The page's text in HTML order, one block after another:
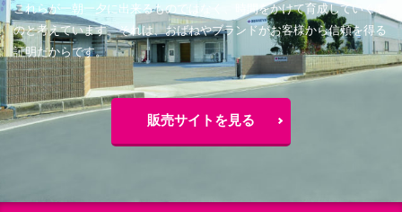
これらが一朝一夕に出来るものではなく、時間をかけて育成していくも
のと考えています。それは、おばねやブランドがお客様から信頼を得る
証明だからです。
販売サイトを見る